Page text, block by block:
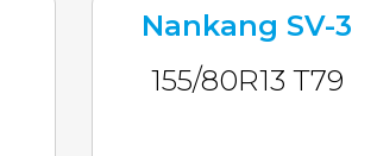
Nankang SV-3
155/80R13 T79